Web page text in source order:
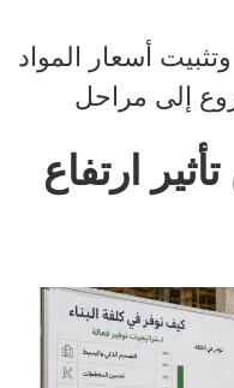
أسعار المواد
إلى مراحل
ارتفاع